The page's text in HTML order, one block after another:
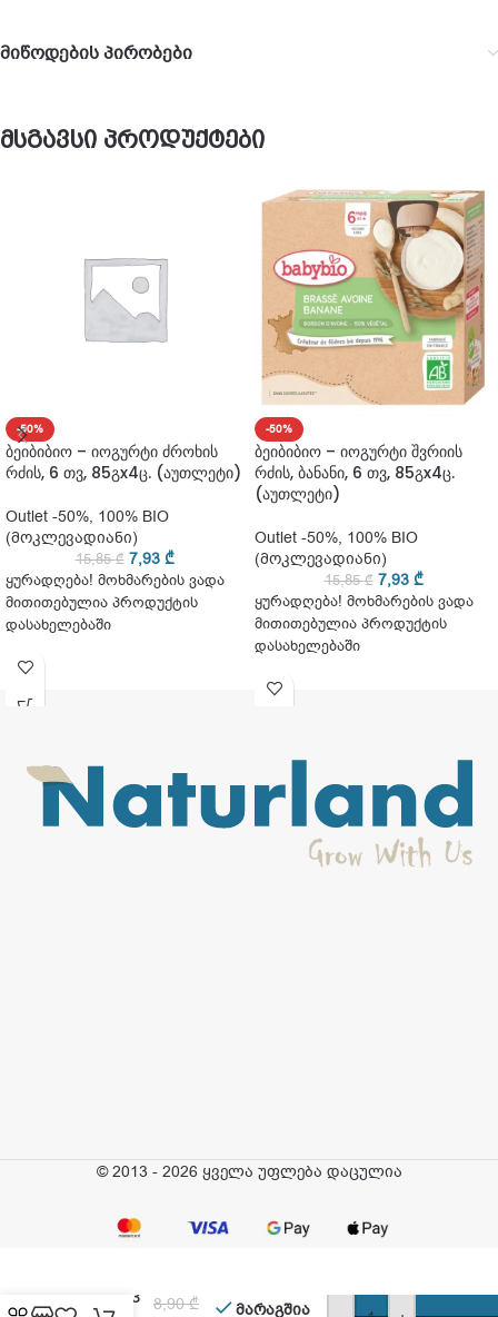
მიწოდების პირობები
მსგავსი პროდუქტები
-50%
ბეიბიბიო – იოგურტი ძროხის
რძის, 6 თვ, 85გx4ც. (აუთლეტი)
Outlet -50%, 100% BIO
(მოკლევადიანი)
15,85₾ 7,93 ₾
ყურადღება! მოხმარების ვადა
მითითებულია პროდუქტის
დასახელებაში
-50%
ბეიბიბიო – იოგურტი შვრიის
რძის, ბანანი, 6 თვ, 85გx4ც.
(აუთლეტი)
Outlet -50%, 100% BIO
(მოკლევადიანი)
15,85₾ 7,93 ₾
ყურადღება! მოხმარების ვადა
მითითებულია პროდუქტის
დასახელებაში
© 2013 - 2026 ყველა უფლება დაცულია
რძიანი, 3
8,90₾ მარაგშია